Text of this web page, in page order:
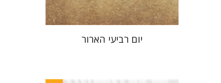
יום רביעי הארור